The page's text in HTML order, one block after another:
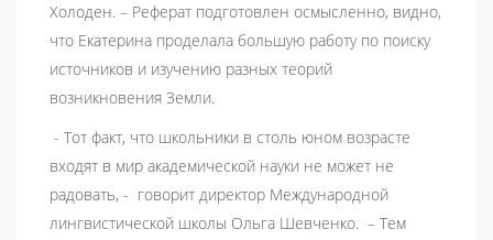
Холоден. – Реферат подготовлен осмысленно, видно,
что Екатерина проделала большую работу по поиску
источников и изучению разных теорий
возникновения Земли.
- Тот факт, что школьники в столь юном возрасте
входят в мир академической науки не может не
радовать, - говорит директор Международной
лингвистической школы Ольга Шевченко. – Тем